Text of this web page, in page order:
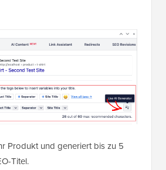
Produkt und generiert bis zu 5
Titel.